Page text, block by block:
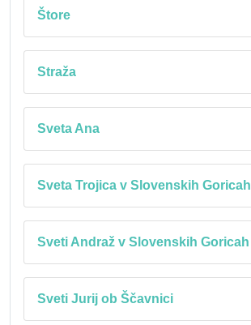
Štore
Straža
Sveta Ana
Sveta Trojica v Slovenskih Goricah
Sveti Andraž v Slovenskih Goricah
Sveti Jurij ob Ščavnici